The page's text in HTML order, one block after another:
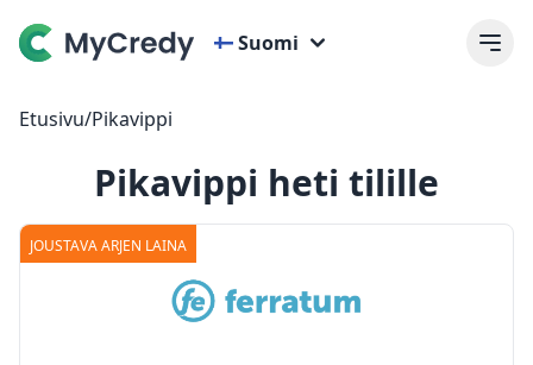
Suomi
Etusivu/Pikavippi
Pikavippi heti tilille
JOUSTAVA ARJEN LAINA